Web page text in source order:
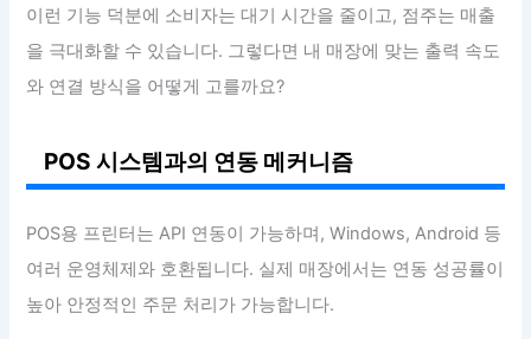
이런 기능 덕분에 소비자는 대기 시간을 줄이고, 점주는 매출
을 극대화할 수 있습니다. 그렇다면 내 매장에 맞는 출력 속도
와 연결 방식을 어떻게 고를까요?
POS 시스템과의 연동 메커니즘
POS용 프린터는 API 연동이 가능하며, Windows, Android 등
여러 운영체제와 호환됩니다. 실제 매장에서는 연동 성공률이
높아 안정적인 주문 처리가 가능합니다.